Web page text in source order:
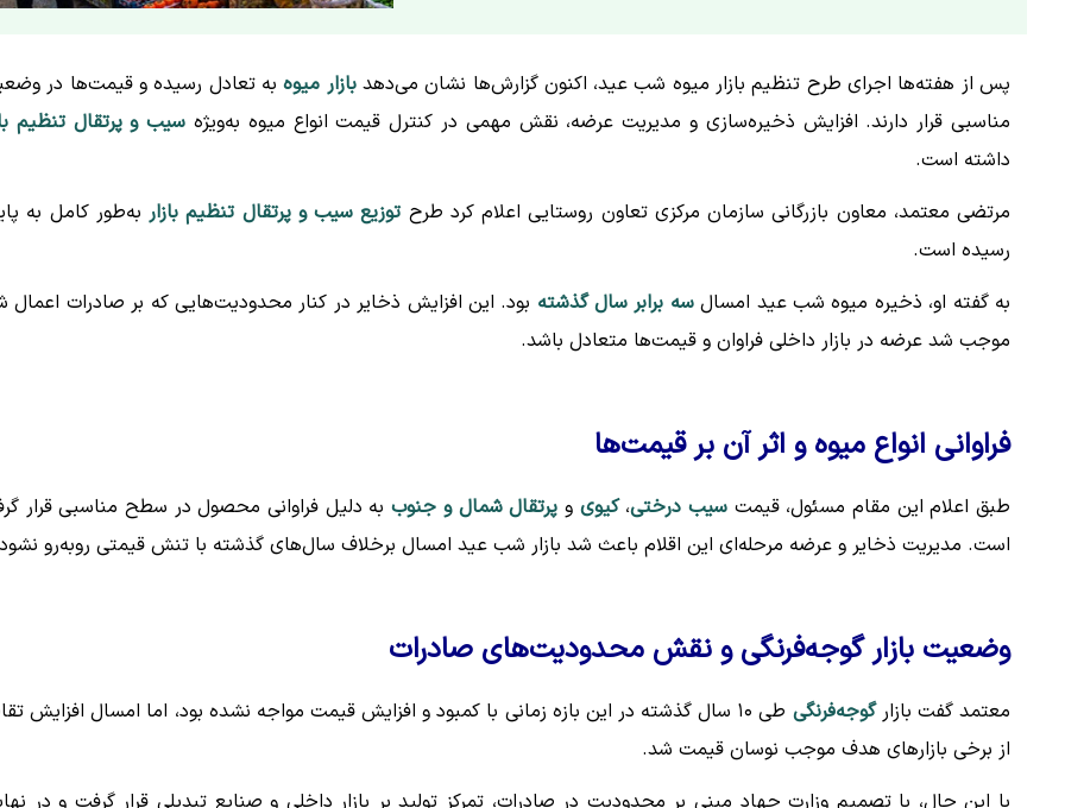
​پس از هفته‌ها اجرای طرح تنظیم بازار میوه شب عید، اکنون گزارش‌ها نشان می‌دهدبازار میوهبه تعادل رسیده و قیمت‌ها در
مناسبی قرار دارند. افزایش ذخیره‌سازی و مدیریت عرضه، نقش مهمی در کنترل قیمت انواع میوه به‌ویژه سیب و پرتقال تنظیم
داشته است.
مرتضی معتمد، معاون بازرگانی سازمان مرکزی تعاون روستایی اعلام کرد طرحتوزیع سیب و پرتقال تنظیم بازار به‌طور کامل به
رسیده است.
به گفته او، ذخیره میوه شب عید امسالسه برابر سال گذشته بود. این افزایش ذخایر در کنار محدودیت‌هایی که بر صادرات اعمال
موجب شد عرضه در بازار داخلی فراوان و قیمت‌ها متعادل باشد.
فراوانی انواع میوه و اثر آن بر قیمت‌ها
طبق اعلام این مقام مسئول، قیمتسیب درختی،کیوی و پرتقال شمال و جنوببه دلیل فراوانی محصول در سطح مناسبی قرار
است. مدیریت ذخایر و عرضه مرحله‌ای این اقلام باعث شد بازار شب عید امسال برخلاف سال‌های گذشته با تنش قیمتی روبه‌رو
وضعیت بازار گوجه‌فرنگی و نقش محدودیت‌های صادرات
معتمد گفت بازارگوجه‌فرنگی
طی ۱۰ سال گذشته در این بازه زمانی با کمبود و افزایش قیمت مواجه نشده بود، اما امسال افزایش
از برخی بازارهای هدف موجب نوسان قیمت شد.
با این حال، با تصمیم وزارت جهاد مبنی بر محدودیت در صادرات، تمرکز تولید بر بازار داخلی و صنایع تبدیلی قرار گرفت و در